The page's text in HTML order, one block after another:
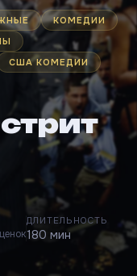
КОМЕДИИ
США КОМЕДИИ
ДЛИТЕЛЬНОСТЬ
180 мин